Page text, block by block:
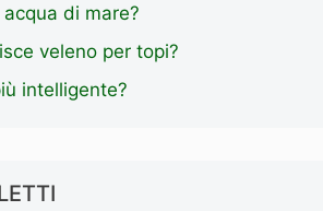
di mare?
veleno per topi?
intelligente?